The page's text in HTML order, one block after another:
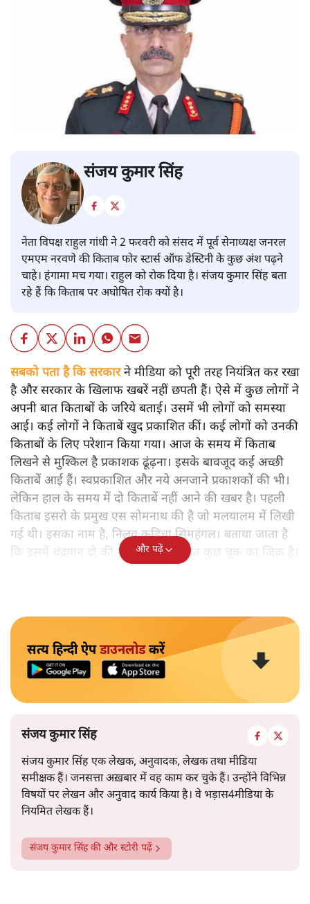
संजय कुमार सिंह
नेता विपक्ष राहुल गांधी ने 2 फरवरी को संसद में पूर्व सेनाध्यक्ष जनरल
एमएम नरवणे की किताब फोर स्टार्स ऑफ डेस्टिनी के कुछ अंश पढ़ने
चाहे। हंगामा मच गया। राहुल को रोक दिया है। संजय कुमार सिंह बता
रहे हैं कि किताब पर अघोषित रोक क्यों है।
सबको पता है कि सरकारने मीडिया को पूरी तरह नियंत्रित कर रखा
है और सरकार के खिलाफ खबरें नहीं छपती हैं। ऐसे में कुछ लोगों ने
अपनी बात किताबों के जरिये बताई। उसमें भी लोगों को समस्या
आई। कई लोगों ने किताबें खुद प्रकाशित कीं। कई लोगों को उनकी
किताबों के लिए परेशान किया गया। आज के समय में किताब
लिखने से मुश्किल है प्रकाशक ढूंढ़ना। इसके बावजूद कई अच्छी
किताबें आई हैं। स्वप्रकाशित और नये अनजाने प्रकाशकों की भी।
लेकिन हाल के समय में दो किताबें नहीं आने की खबर है। पहली
किताब इसरो के प्रमुख एस सोमनाथ की है जो मलयालम में लिखी
गई थी। इसका नाम है, निलवु कुडिचा सिमहंगल। बताया जाता है
कि इसमें चंद्रयान दो की नाकामी से संबंधित कुछ चूक का जिक्र है।
और पढ़ें
सत्य हिन्दी ऐपडाउनलोडकरें
संजय कुमार सिंह
संजय कुमार सिंह एक लेखक, अनुवादक, लेखक तथा मीडिया
समीक्षक हैं। जनसत्ता अख़बार में वह काम कर चुके हैं। उन्होंने विभिन्न
विषयों पर लेखन और अनुवाद कार्य किया है। वे भड़ास4मीडिया के
नियमित लेखक हैं।
संजय कुमार सिंहकी और स्टोरी पढ़ें